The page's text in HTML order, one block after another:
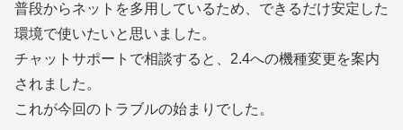
普段からネットを多用しているため、できるだけ安定した
環境で使いたいと思いました。
チャットサポートで相談すると、2.4への機種変更を案内
されました。
これが今回のトラブルの始まりでした。